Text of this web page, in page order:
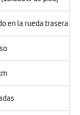
en la rueda trasera